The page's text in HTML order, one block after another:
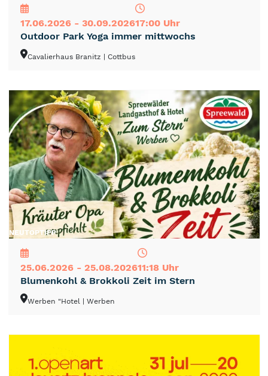
17.06.2026 - 30.09.202617:00 Uhr
Outdoor Park Yoga immer mittwochs
Cavalierhaus Branitz | Cottbus
NEUTOPTIPP
25.06.2026 - 25.08.202611:18 Uhr
Blumenkohl & Brokkoli Zeit im Stern
Werben "Hotel | Werben